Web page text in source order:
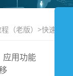
（老版） >快速入门
应用功能